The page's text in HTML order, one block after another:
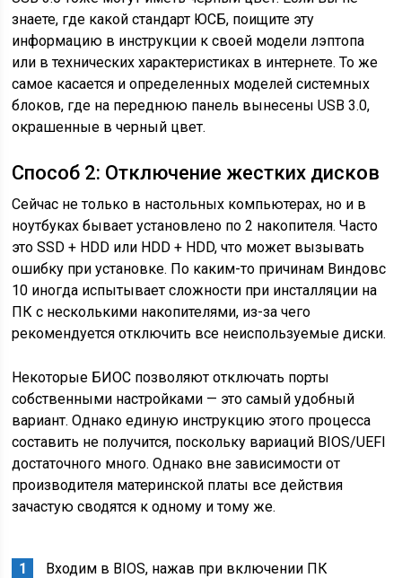
знаете, где какой стандарт ЮСБ, поищите эту
информацию в инструкции к своей модели лэптопа
или в технических характеристиках в интернете. То же
самое касается и определенных моделей системных
блоков, где на переднюю панель вынесены USB 3.0,
окрашенные в черный цвет.
Способ 2: Отключение жестких дисков
Сейчас не только в настольных компьютерах, но и в
ноутбуках бывает установлено по 2 накопителя. Часто
это SSD + HDD или HDD + HDD, что может вызывать
ошибку при установке. По каким-то причинам Виндовс
10 иногда испытывает сложности при инсталляции на
ПК с несколькими накопителями, из-за чего
рекомендуется отключить все неиспользуемые диски.
Некоторые БИОС позволяют отключать порты
собственными настройками — это самый удобный
вариант. Однако единую инструкцию этого процесса
составить не получится, поскольку вариаций BIOS/UEFI
достаточного много. Однако вне зависимости от
производителя материнской платы все действия
зачастую сводятся к одному и тому же.
Входим в BIOS, нажав при включении ПК